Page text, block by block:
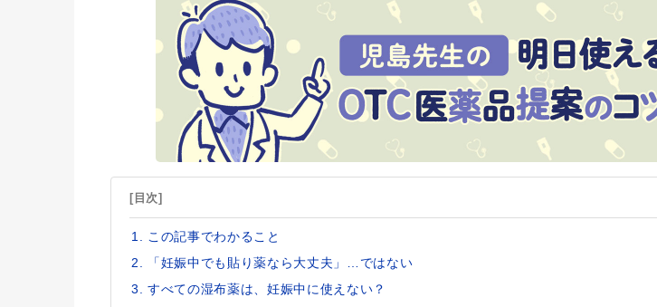
[目次]
この記事でわかること
「妊娠中でも貼り薬なら大丈夫」…ではない
すべての湿布薬は、妊娠中に使えない？